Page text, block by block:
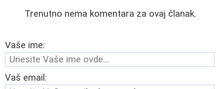
Trenutno nema komentara za ovaj članak.
Vaše ime:
Vaš email: